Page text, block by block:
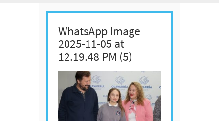
WhatsApp Image
2025-11-05 at
12.19.48 PM (5)